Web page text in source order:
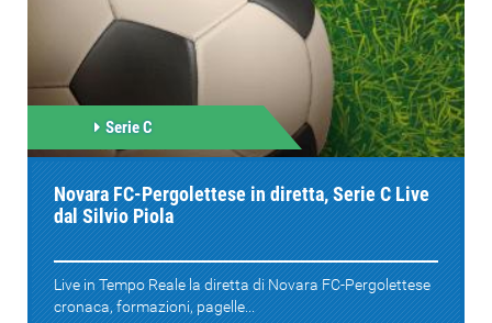
Serie C
Novara FC-Pergolettese in diretta, Serie C Live
dal Silvio Piola
Live in Tempo Reale la diretta di Novara FC-Pergolettese
cronaca, formazioni, pagelle...